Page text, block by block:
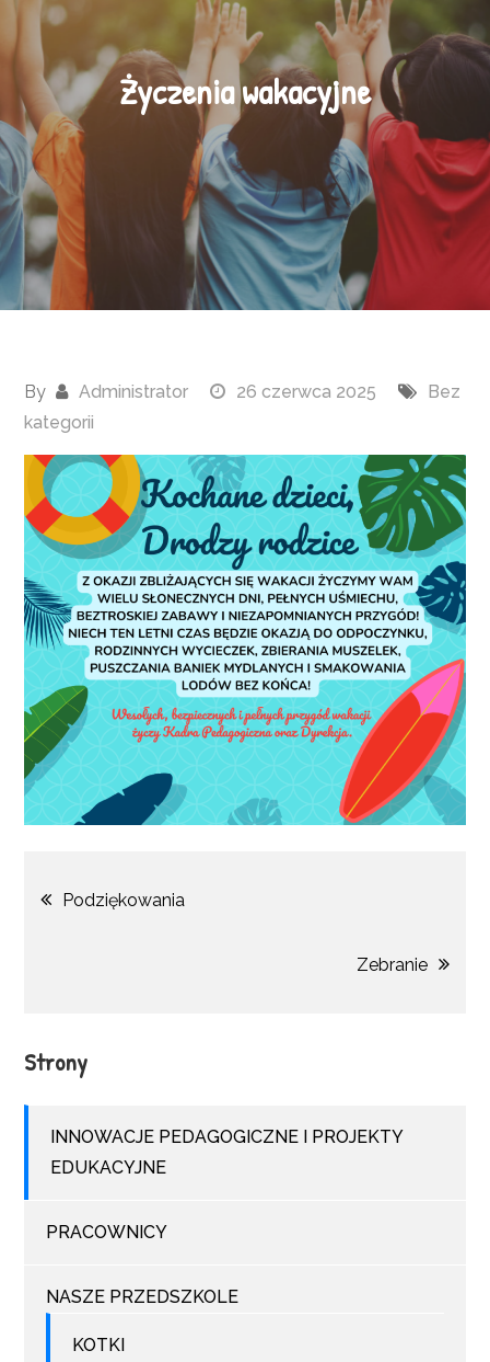
Życzenia wakacyjne
By Administrator 26 czerwca 2025
Bez
kategorii
Nawigacja
Podziękowania
Zebranie
Strony
INNOWACJE PEDAGOGICZNE I PROJEKTY
EDUKACYJNE
PRACOWNICY
NASZE PRZEDSZKOLE
KOTKI